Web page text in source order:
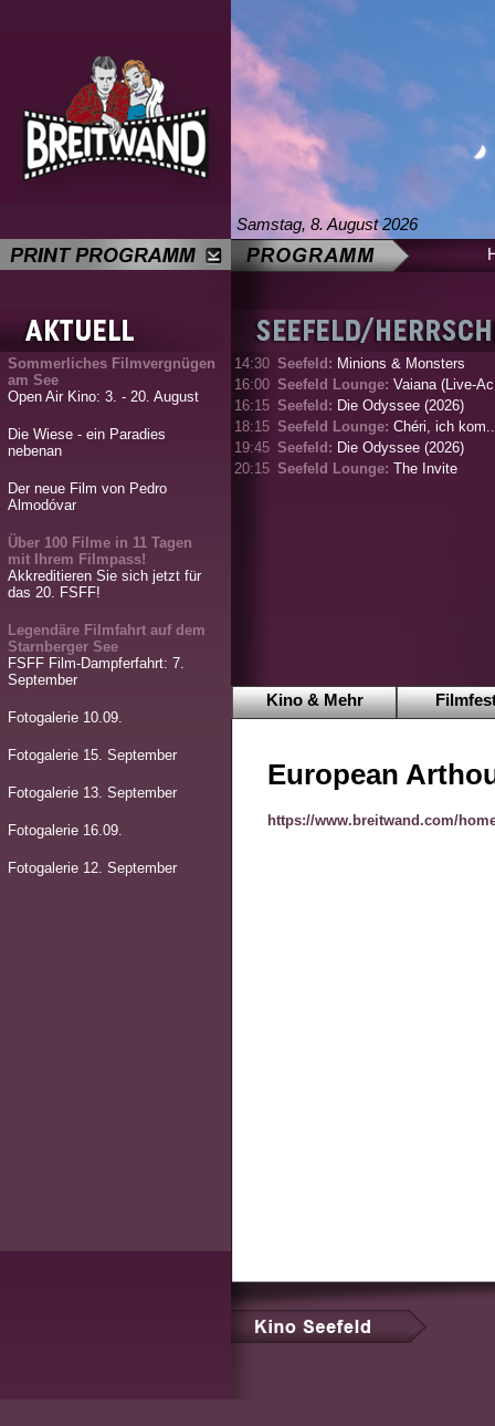
Samstag, 8. August 2026
Sommerliches Filmvergnügen
am See
Open Air Kino: 3. - 20. August
Die Wiese - ein Paradies
nebenan
Der neue Film von Pedro
Almodóvar
Über 100 Filme in 11 Tagen
mit Ihrem Filmpass!
Akkreditieren Sie sich jetzt für
das 20. FSFF!
Legendäre Filmfahrt auf dem
Starnberger See
FSFF Film-Dampferfahrt: 7.
September
Fotogalerie 10.09.
Fotogalerie 15. September
Fotogalerie 13. September
Fotogalerie 16.09.
Fotogalerie 12. September
14:30 Seefeld: Minions & Monsters
16:00 Seefeld Lounge: Vaiana (Live-
16:15 Seefeld: Die Odyssee (2026)
18:15 Seefeld Lounge: Chéri, ich
19:45 Seefeld: Die Odyssee (2026)
20:15 Seefeld Lounge: The Invite
Kino & Mehr
European
https://www.breitwand.com/